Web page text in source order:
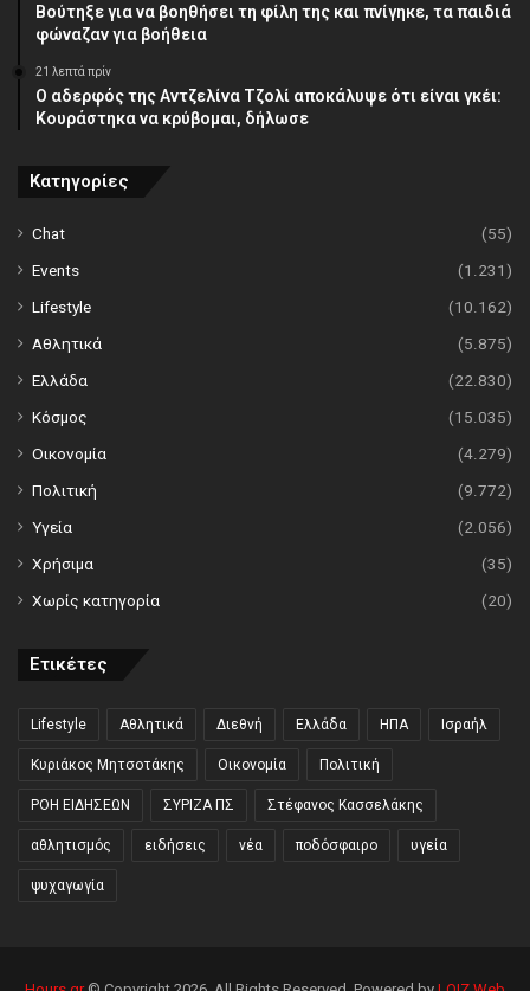
Βούτηξε για να βοηθήσει τη φίλη της και πνίγηκε, τα παιδιά
φώναζαν για βοήθεια
21 λεπτά πρίν
Ο αδερφός της Αντζελίνα Τζολί αποκάλυψε ότι είναι γκέι:
Κουράστηκα να κρύβομαι, δήλωσε
Κατηγορίες
Chat
(55)
Events
(1.231)
Lifestyle
(10.162)
Αθλητικά
(5.875)
Ελλάδα
(22.830)
Κόσμος
(15.035)
Οικονομία
(4.279)
Πολιτική
(9.772)
Υγεία
(2.056)
Χρήσιμα
(35)
Χωρίς κατηγορία
(20)
Ετικέτες
Lifestyle Αθλητικά Διεθνή Ελλάδα ΗΠΑ Ισραήλ
Κυριάκος Μητσοτάκης Οικονομία Πολιτική
ΡΟΗ ΕΙΔΗΣΕΩΝ ΣΥΡΙΖΑ ΠΣ Στέφανος Κασσελάκης
αθλητισμός ειδήσεις νέα ποδόσφαιρο υγεία
ψυχαγωγία